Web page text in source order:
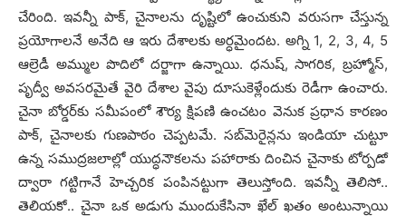
చేరింది. ఇవ‌న్నీ పాక్‌, చైనాల‌ను దృష్టిలో ఉంచుకుని వ‌రుస‌గా చేస్తున్న
‌ప్ర‌యోగాల‌నే అనేది ఆ ఇరు దేశాల‌కు అర్ధ‌మైంద‌ట‌. అగ్ని 1, 2, 3, 4, 5
ఆల్రెడీ అమ్ముల పొదిలో ద‌ర్జాగా ఉన్నాయి. ధ‌నుష్‌, సాగ‌రిక‌, బ్ర‌హ్మోస్‌,
పృద్వీ అవ‌స‌ర‌మైతే వైరి దేశాల వైపు దూసుకెళ్లేందుకు రెడీగా ఉంచారు.
చైనా బోర్డ‌ర్‌కు స‌మీపంలో శౌర్య క్షిప‌ణి ఉంచ‌టం వెనుక ప్ర‌ధాన కార‌ణం
పాక్‌, చైనాల‌కు గుణ‌పాఠం చెప్ప‌ట‌మే. స‌బ్‌మెరైన్ల‌ను ఇండియా చుట్టూ
ఉన్న స‌ముద్ర‌జ‌లాల్లో యుద్ధ‌నౌక‌ల‌ను ప‌హారాకు దించిన చైనాకు టోర్ప‌డో
ద్వారా గ‌ట్టిగానే హెచ్చ‌రిక పంపిన‌ట్టుగా తెలుస్తోంది. ఇవ‌న్నీ తెలిసో..
తెలియ‌కో.. చైనా ఒక అడుగు ముందుకేసినా ఖేల్ ఖ‌తం అంటున్నాయి